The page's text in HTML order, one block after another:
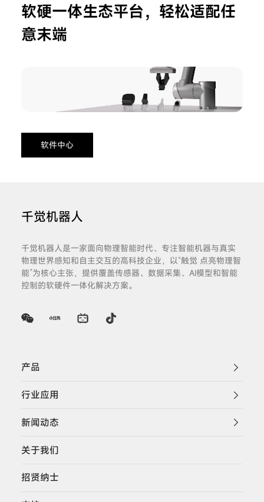
软硬一体生态平台，轻松适配任
意末端
软件中心
千觉机器人
千觉机器人是一家面向物理智能时代、专注智能机器与真实
物理世界感知和自主交互的高科技企业，以“触觉 点亮物理智
能”为核心主张，提供覆盖传感器、数据采集、AI模型和智能
控制的软硬件一体化解决方案。
产品
行业应用
新闻动态
关于我们
招贤纳士